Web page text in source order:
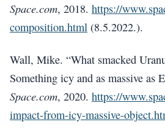
Space.com, 2018. https://
composition.html (8.5.2022.).
Wall, Mike. “What smacked
Something icy and as massive as
Space.com, 2020. https://
impact-from-icy-massive-